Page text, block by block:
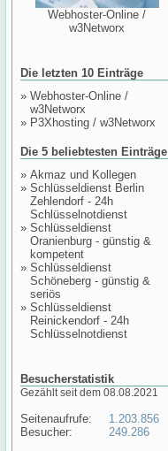
Webhoster-Online /
w3Networx
Die letzten 10 Einträge
» Webhoster-Online /
w3Networx
» P3Xhosting / w3Networx
Die 5 beliebtesten Einträge
» Akmaz und Kollegen
» Schlüsseldienst Berlin
Zehlendorf - 24h
Schlüsselnotdienst
» Schlüsseldienst
Oranienburg - günstig &
kompetent
» Schlüsseldienst
Schöneberg - günstig &
seriös
» Schlüsseldienst
Reinickendorf - 24h
Schlüsselnotdienst
Besucherstatistik
Gezählt seit dem 08.08.2021
Seitenaufrufe:
Besucher:
1.203.856
249.286